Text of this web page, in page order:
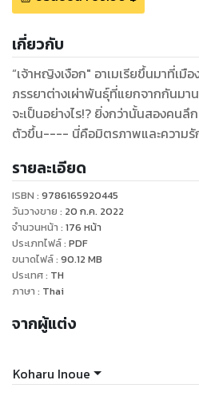
เกี่ยวกับ
“เจ้าหญิงเงือก" อาเมเรียขึ้นมาที่เ
ภรรยาต่างเผ่าพันธุ์ที่แยกจากกันมา
จะเป็นอย่างไร!? ยิ่งกว่านั้นสองคน
ตัวขึ้น---- นี่คือมิตรภาพและความรั
รายละเอียด
ISBN : 9786165920445
วันวางขาย : 20 ก.ค. 2022
จำนวนหน้า : 176 หน้า
ประเภทไฟล์: PDF
ขนาดไฟล์: 90.12 MB
ประเทศ: TH
ภาษา : Thai
จากผู้แต่ง
Koharu Inoue